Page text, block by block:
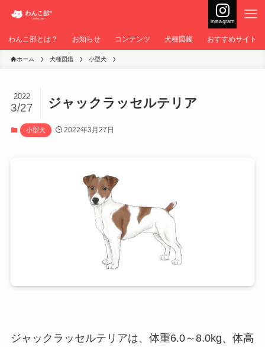
instagram
わんこ部とは？ お知らせ コンテンツ 犬種図鑑 おすすめサイト
ホーム 犬種図鑑 小型犬
ジャックラッセルテリア
2022
3/27
小型犬 2022年3月27日
ジャックラッセルテリアは、体重6.0～8.0kg、体高